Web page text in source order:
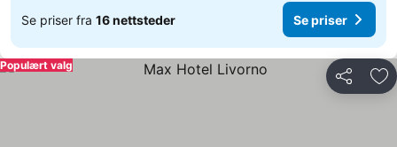
Se priser fra 16 nettsteder Se priser
Del
Populært valg